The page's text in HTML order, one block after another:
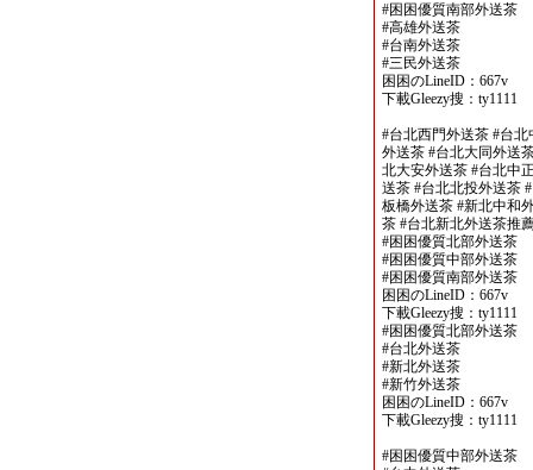
#困困優質南部外送茶
#高雄外送茶
#台南外送茶
#三民外送茶
困困のLineID：667v
下載Gleezy搜：ty1111
#台北西門外送茶 #台
外送茶 #台北大同外送
北大安外送茶 #台北中
送茶 #台北北投外送茶
板橋外送茶 #新北中和
茶 #台北新北外送茶推
#困困優質北部外送茶
#困困優質中部外送茶
#困困優質南部外送茶
困困のLineID：667v
下載Gleezy搜：ty1111
#困困優質北部外送茶
#台北外送茶
#新北外送茶
#新竹外送茶
困困のLineID：667v
下載Gleezy搜：ty1111
#困困優質中部外送茶